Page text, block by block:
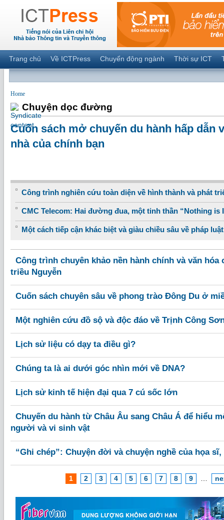
Trang chủ Về ICTPress Chuyển động ngành Thời sự ICT
Home
Chuyện dọc đường
Cuốn sách mở chuyến du hành hấp dẫn
nhà của chính bạn
Công trình nghiên cứu toàn diện về hình thành và phát
CMC Telecom: Hai đường đua, một tinh thần “Nothing is
Một cách tiếp cận khác biệt và giàu chiều sâu về pháp
Công trình chuyên khảo nền hành chính và văn
triều Nguyễn
Cuốn sách chuyên sâu về phong trào Đông Du ở
Một nghiên cứu đồ sộ và độc đáo về Trịnh Công
Lịch sử liệu có dạy ta điều gì?
Chúng ta là ai dưới góc nhìn mới về DNA?
Lịch sử kinh tế hiện đại qua 7 cú sốc lớn
Chuyến du hành từ Châu Âu sang Châu Á để hiểu
người và vi sinh vật
“Ghi chép”: Chuyện đời và chuyện nghề của họa
1 2 3 4 5 6 7 8 9